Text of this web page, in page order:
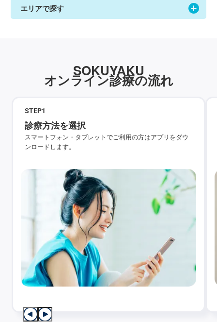
エリアで探す
SOKUYAKU
オンライン診療の流れ
STEP1
診療方法を選択
スマートフォン・タブレットでご利用の方はアプリをダウ
ンロードします。